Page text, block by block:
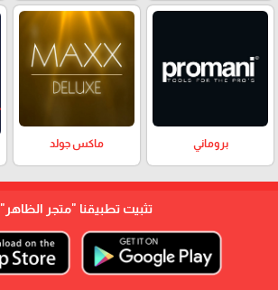
بروماني ماكس جولد
تثبيت تطبيقنا "متجر الظاهر"